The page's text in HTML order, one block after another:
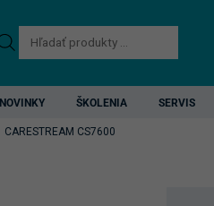
Products
search
NOVINKY ŠKOLENIA SERVIS
CARESTREAM CS7600